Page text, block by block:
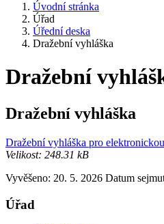
Úvodní stránka
Úřad
Úřední deska
Dražební vyhláška
Dražební
Dražební vyhláška
Dražební vyhláška pro
Velikost: 248.31 kB
Vyvěšeno: 20. 5. 2026 Datum
Úřad